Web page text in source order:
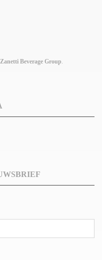
Beverage Group.